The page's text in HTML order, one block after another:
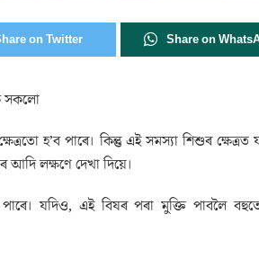
on Twitter Share on
সকলো
হ’ব পাৰে। কিন্তু এই সমস্যা শিশুৰ ক্ষেত্ৰত
লক্ষণে দেখা দিয়ে।
যদিও, এই বিষৰ পৰা মুক্তি পাবলৈ